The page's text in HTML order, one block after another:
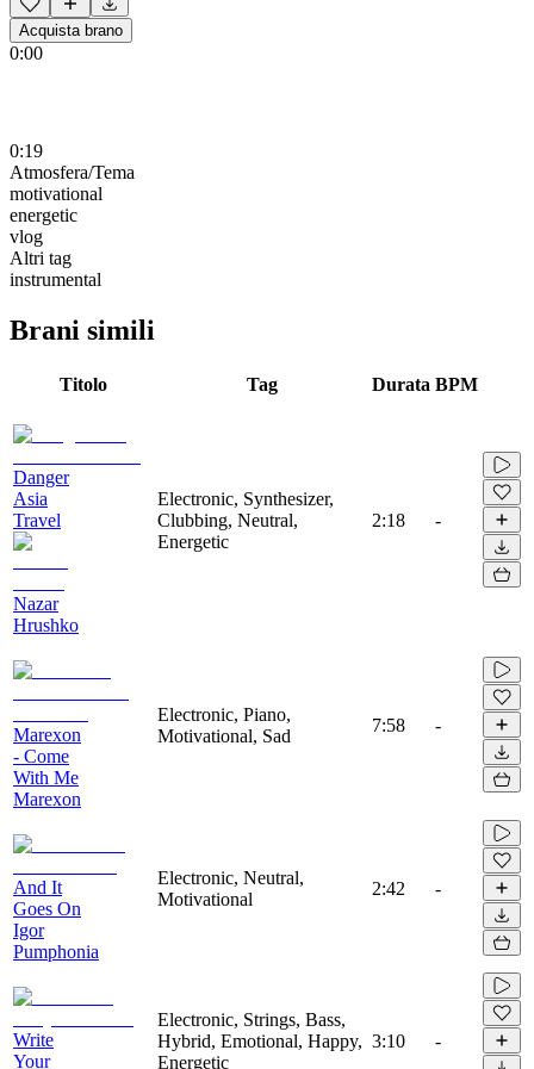
Acquista brano
0:00
0:19
Atmosfera/Tema
motivational
energetic
vlog
Altri tag
instrumental
Brani simili
Titolo Tag Durata BPM
Danger
Asia
Travel
Nazar
Hrushko
Electronic, Synthesizer,
Clubbing, Neutral,
Energetic
2:18 -
Marexon
- Come
With Me
Marexon
Electronic, Piano,
Motivational, Sad
7:58 -
And It
Goes On
Igor
Pumphonia
Electronic, Neutral,
Motivational
2:42 -
Write
Your
Electronic, Strings, Bass,
Hybrid, Emotional, Happy,
Energetic
3:10 -